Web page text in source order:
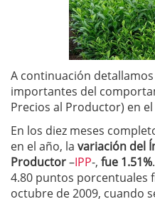
A continuación
importantes del
Precios al Productor) en
En los diez meses
en el año, la variación del
Productor–IPP-, fue 1.51%
4.80 puntos porcentuales
octubre de 2009, cuando